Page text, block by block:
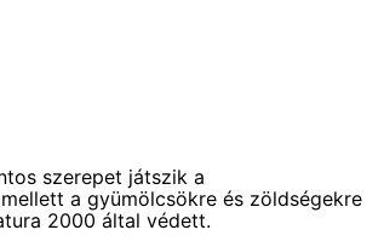
szerepet játszik a
a gyümölcsökre és zöldségekre
2000 által védett.